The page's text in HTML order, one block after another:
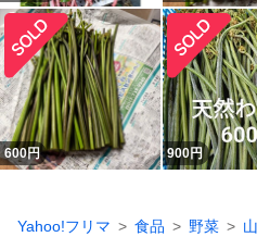
600円 900円
Yahoo!フリマ 食品 野菜